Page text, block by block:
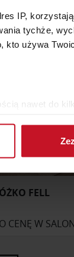
IP,
tychże,
kto używa
nawet do
ustaw
funkcje
FELL
CENĘ W